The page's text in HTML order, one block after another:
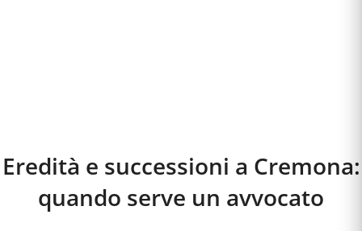
Eredità e successioni a Cremona:
quando serve un avvocato